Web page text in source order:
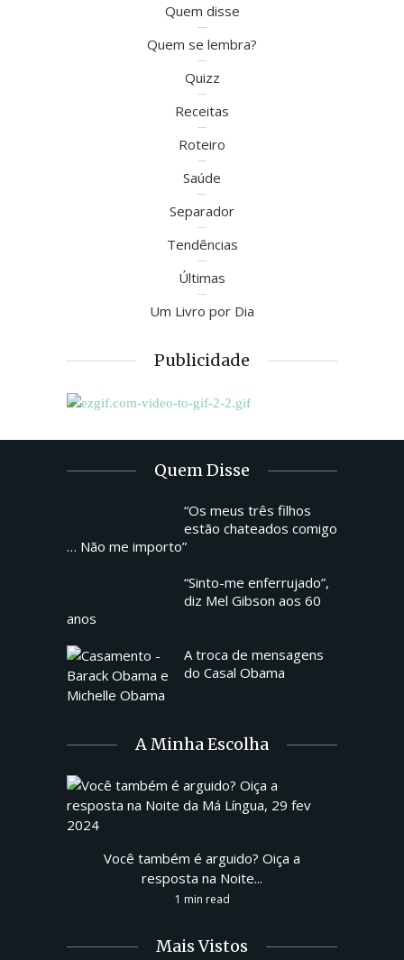
Quem disse
Quem se lembra?
Quizz
Receitas
Roteiro
Saúde
Separador
Tendências
Últimas
Um Livro por Dia
Publicidade
Quem Disse
“Os meus três filhos
estão chateados comigo
… Não me importo”
“Sinto-me enferrujado”,
diz Mel Gibson aos 60
anos
A troca de mensagens
do Casal Obama
A Minha Escolha
Você também é arguido? Oiça a
resposta na Noite...
1 min read
Mais Vistos